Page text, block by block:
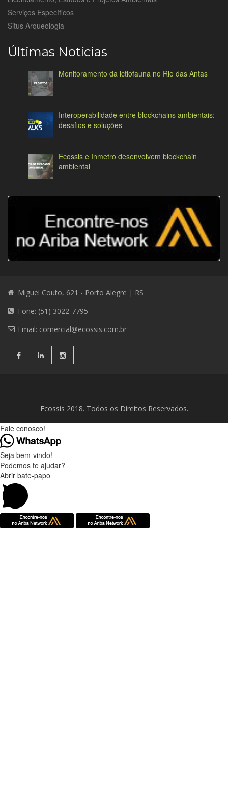
Serviços Específicos
Situs Arqueologia
Últimas Notícias
Monitoramento da ictiofauna no Rio das Antas
Interoperabilidade entre blockchains ambientais:
desafios e soluções
Ecossis e Inmetro desenvolvem blockchain
ambiental
Miguel Couto, 621 - Porto Alegre | RS
Fone: (51) 3022-7795
Email: comercial@ecossis.com.br
Ecossis 2018. Todos os Direitos Reservados.
Fale conosco!
Seja bem-vindo!
Podemos te ajudar?
Abrir bate-papo